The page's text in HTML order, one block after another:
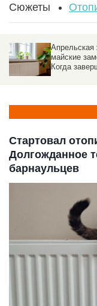
Сюжеты
Апрельская
майские
Когда
Стартовал
Долгожданное
барнаульцев